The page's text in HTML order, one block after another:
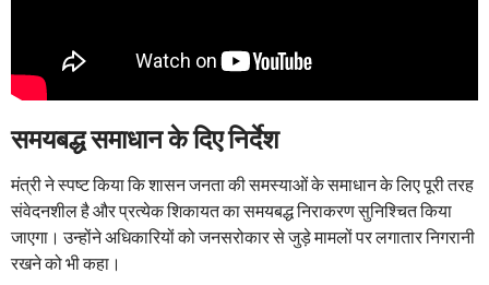
समयबद्ध समाधान के दिए निर्देश
मंत्री ने स्पष्ट किया कि शासन जनता की समस्याओं के समाधान के लिए पूरी तरह
संवेदनशील है और प्रत्येक शिकायत का समयबद्ध निराकरण सुनिश्चित किया
जाएगा। उन्होंने अधिकारियों को जनसरोकार से जुड़े मामलों पर लगातार निगरानी
रखने को भी कहा।